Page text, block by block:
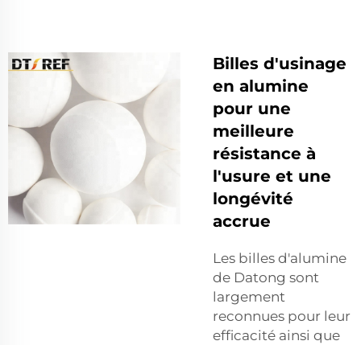
Billes d'usinage
en alumine
pour une
meilleure
résistance à
l'usure et une
longévité
accrue
Les billes d'alumine
de Datong sont
largement
reconnues pour leur
efficacité ainsi que